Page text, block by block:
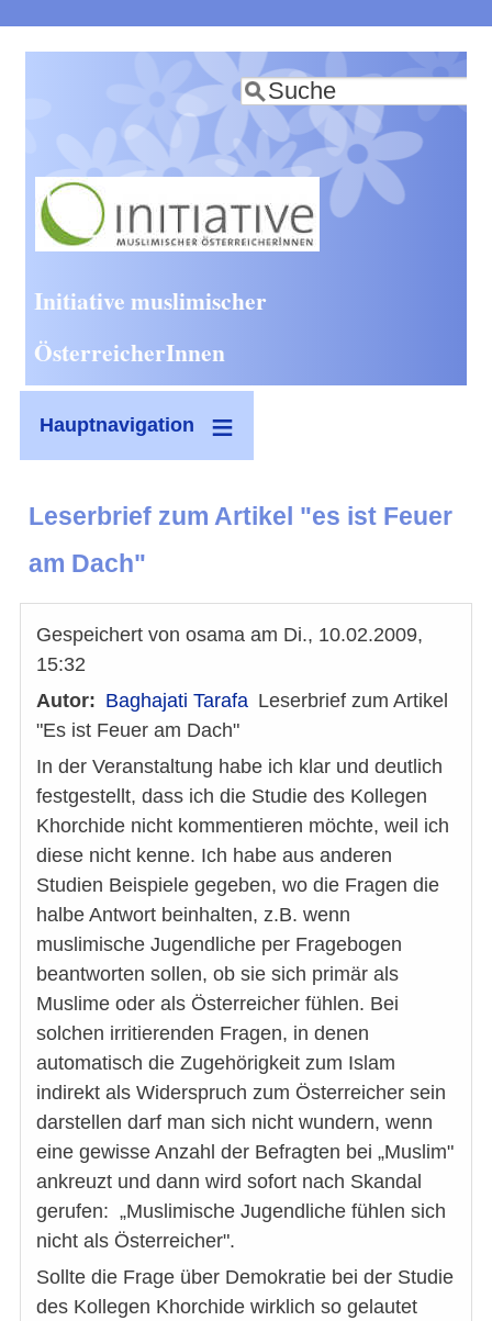
zum
Inhalt
Suche
Initiative muslimischer
ÖsterreicherInnen
Hauptnavigation
Leserbrief zum Artikel "es ist Feuer
am Dach"
Gespeichert von osama am Di., 10.02.2009,
15:32
Autor
Baghajati Tarafa Leserbrief zum Artikel
"Es ist Feuer am Dach"
In der Veranstaltung habe ich klar und deutlich
festgestellt, dass ich die Studie des Kollegen
Khorchide nicht kommentieren möchte, weil ich
diese nicht kenne. Ich habe aus anderen
Studien Beispiele gegeben, wo die Fragen die
halbe Antwort beinhalten, z.B. wenn
muslimische Jugendliche per Fragebogen
beantworten sollen, ob sie sich primär als
Muslime oder als Österreicher fühlen. Bei
solchen irritierenden Fragen, in denen
automatisch die Zugehörigkeit zum Islam
indirekt als Widerspruch zum Österreicher sein
darstellen darf man sich nicht wundern, wenn
eine gewisse Anzahl der Befragten bei „Muslim"
ankreuzt und dann wird sofort nach Skandal
gerufen: „Muslimische Jugendliche fühlen sich
nicht als Österreicher".
Sollte die Frage über Demokratie bei der Studie
des Kollegen Khorchide wirklich so gelautet